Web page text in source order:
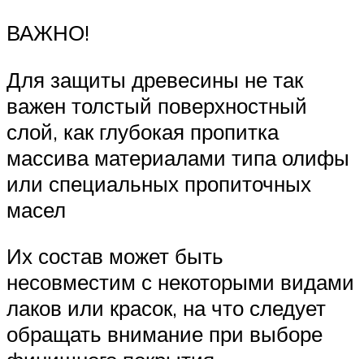
ВАЖНО!
Для защиты древесины не так
важен толстый поверхностный
слой, как глубокая пропитка
массива материалами типа олифы
или специальных пропиточных
масел
Их состав может быть
несовместим с некоторыми видами
лаков или красок, на что следует
обращать внимание при выборе